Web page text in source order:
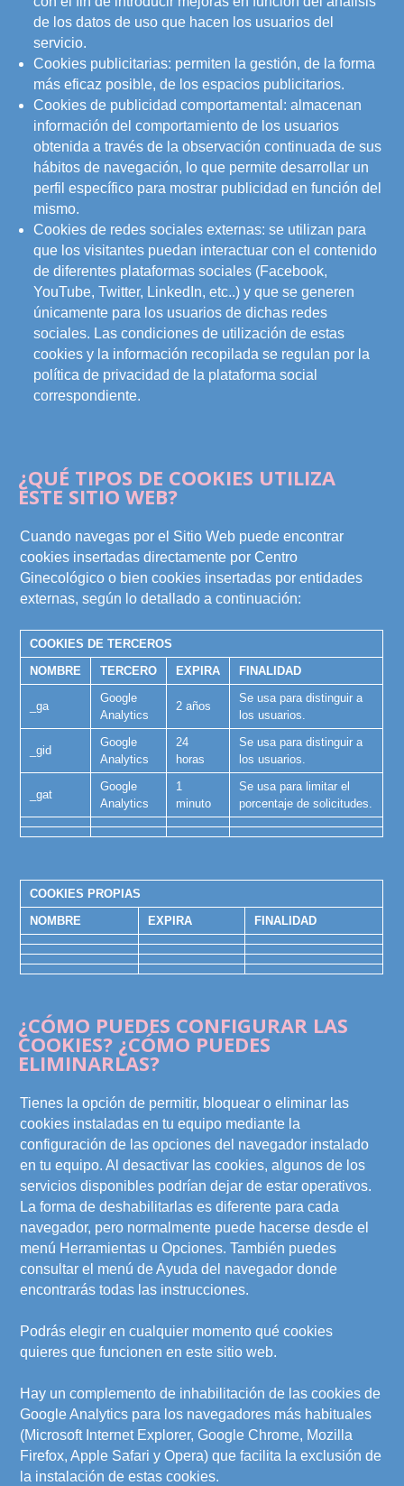
de los datos de uso que hacen los usuarios del
servicio.
Cookies publicitarias: permiten la gestión, de la forma
más eficaz posible, de los espacios publicitarios.
Cookies de publicidad comportamental: almacenan
información del comportamiento de los usuarios
obtenida a través de la observación continuada de sus
hábitos de navegación, lo que permite desarrollar un
perfil específico para mostrar publicidad en función del
mismo.
Cookies de redes sociales externas: se utilizan para
que los visitantes puedan interactuar con el contenido
de diferentes plataformas sociales (Facebook,
YouTube, Twitter, LinkedIn, etc..) y que se generen
únicamente para los usuarios de dichas redes
sociales. Las condiciones de utilización de estas
cookies y la información recopilada se regulan por la
política de privacidad de la plataforma social
correspondiente.
¿QUÉ TIPOS DE COOKIES UTILIZA
ESTE SITIO WEB?
Cuando navegas por el Sitio Web puede encontrar
cookies insertadas directamente por Centro
Ginecológico o bien cookies insertadas por entidades
externas, según lo detallado a continuación:
COOKIES DE TERCEROS
NOMBRE
TERCERO EXPIRA FINALIDAD
_ga
Google
Analytics
2 años
Se usa para distinguir a
los usuarios.
_gid
Google
Analytics
24
horas
Se usa para distinguir a
los usuarios.
_gat
Google
Analytics
1
minuto
Se usa para limitar el
porcentaje de solicitudes.
COOKIES PROPIAS
NOMBRE
EXPIRA FINALIDAD
¿CÓMO PUEDES CONFIGURAR LAS
COOKIES? ¿CÓMO PUEDES
ELIMINARLAS?
Tienes la opción de permitir, bloquear o eliminar las
cookies instaladas en tu equipo mediante la
configuración de las opciones del navegador instalado
en tu equipo. Al desactivar las cookies, algunos de los
servicios disponibles podrían dejar de estar operativos.
La forma de deshabilitarlas es diferente para cada
navegador, pero normalmente puede hacerse desde el
menú Herramientas u Opciones. También puedes
consultar el menú de Ayuda del navegador donde
encontrarás todas las instrucciones.
Podrás elegir en cualquier momento qué cookies
quieres que funcionen en este sitio web.
Hay un complemento de inhabilitación de las cookies de
Google Analytics para los navegadores más habituales
(Microsoft Internet Explorer, Google Chrome, Mozilla
Firefox, Apple Safari y Opera) que facilita la exclusión de
la instalación de estas cookies.